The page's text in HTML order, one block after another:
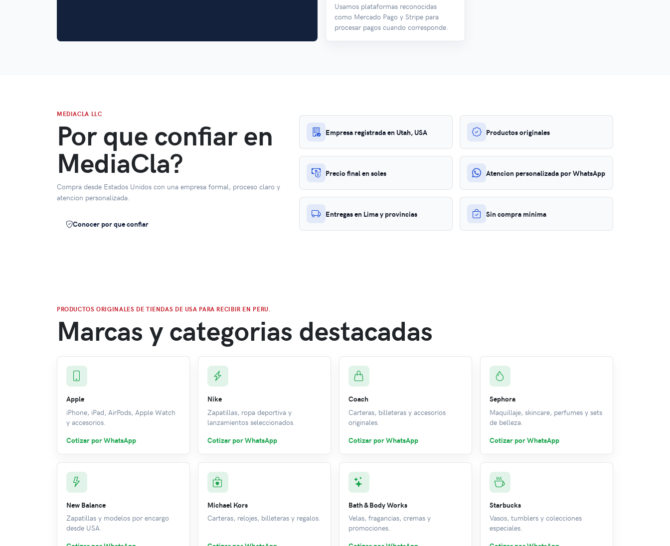
Usamos plataformas reconocidas
como Mercado Pago y Stripe para
procesar pagos cuando corresponde.
MEDIACLA LLC
Por que confiar en
MediaCla?
Compra desde Estados Unidos con una empresa formal, proceso claro y
atencion personalizada.
Conocer por que confiar
Empresa registrada en Utah, USA Productos originales
Precio final en soles Atencion personalizada por WhatsApp
Entregas en Lima y provincias Sin compra minima
PRODUCTOS ORIGINALES DE TIENDAS DE USA PARA RECIBIR EN PERU.
Marcas y categorias destacadas
Apple
iPhone, iPad, AirPods, Apple Watch
y accesorios.
Cotizar por WhatsApp
Nike
Zapatillas, ropa deportiva y
lanzamientos seleccionados.
Cotizar por WhatsApp
Coach
Carteras, billeteras y accesorios
originales.
Cotizar por WhatsApp
Sephora
Maquillaje, skincare, perfumes y sets
de belleza.
Cotizar por WhatsApp
New Balance
Zapatillas y modelos por encargo
desde USA.
Michael Kors
Carteras, relojes, billeteras y regalos.
Bath & Body Works
Velas, fragancias, cremas y
promociones.
Starbucks
Vasos, tumblers y colecciones
especiales.